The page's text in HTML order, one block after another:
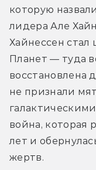
которую
лидера Але
Хайнессен
Планет — туда
восстановлена
не признали
война, которая
лет и
жертв.